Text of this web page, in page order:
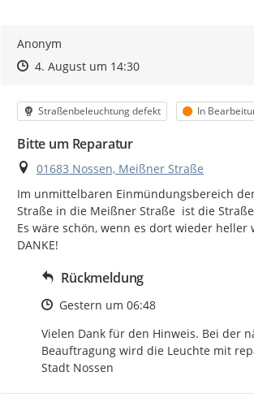
Anonym
Zeitpunkt des Erstellens
Zeitpunkt des Erstellens
4. August um 14:30Zur Äußerung
Kategorie
Straßenbeleuchtung defekt Status
In
Bitte um Reparatur
Ort
01683 Nossen, Meißner Straße
Im unmittelbaren Einmündungsbereich
Straße in die Meißner Straße  ist die
Es wäre schön, wenn es dort wieder heller
DANKE!
Rückmeldung
Zeitpunkt des Erstellens
Gestern um 06:48
Vielen Dank für den Hinweis. Bei der
Beauftragung wird die Leuchte mit
Stadt Nossen